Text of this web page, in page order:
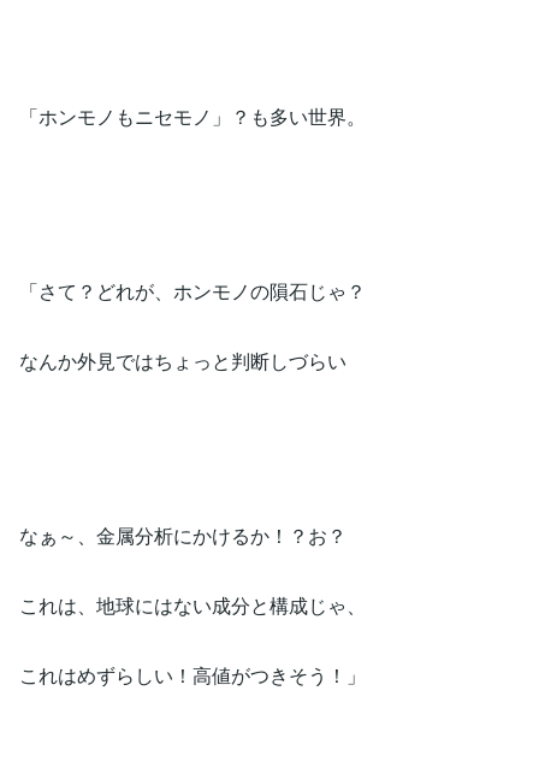
「ホンモノもニセモノ」？も多い世界。
「さて？どれが、ホンモノの隕石じゃ？
なんか外見ではちょっと判断しづらい
なぁ～、金属分析にかけるか！？お？
これは、地球にはない成分と構成じゃ、
これはめずらしい！高値がつきそう！」